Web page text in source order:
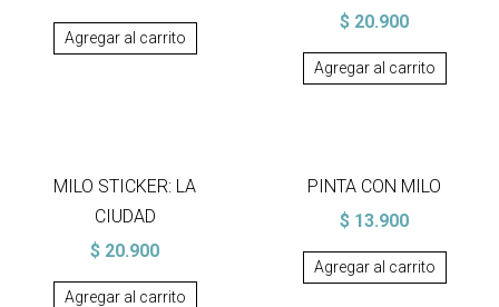
Agregar al carrito
$ 20.900
Agregar al carrito
MILO STICKER: LA
CIUDAD
$ 20.900
Agregar al carrito
PINTA CON MILO
$ 13.900
Agregar al carrito